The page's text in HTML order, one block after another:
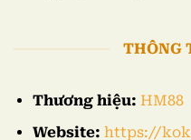
THÔNG
Thương hiệu: HM88
Website: https://